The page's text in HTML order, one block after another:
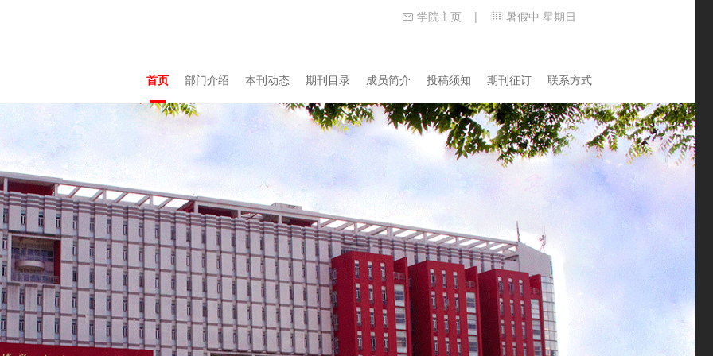
学院主页 | 暑假中 星期日
首页 部门介绍 本刊动态 期刊目录 成员简介 投稿须知 期刊征订 联系方式